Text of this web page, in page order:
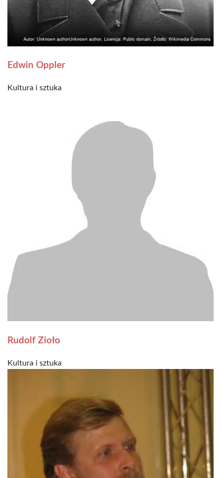
Edwin Oppler
Kultura i sztuka
Rudolf Zioło
Kultura i sztuka